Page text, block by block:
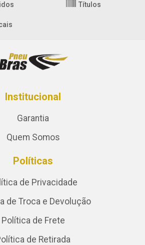
Títulos
Institucional
Garantia
Quem Somos
Políticas
de Privacidade
de Troca e Devolução
Política de Frete
de Retirada